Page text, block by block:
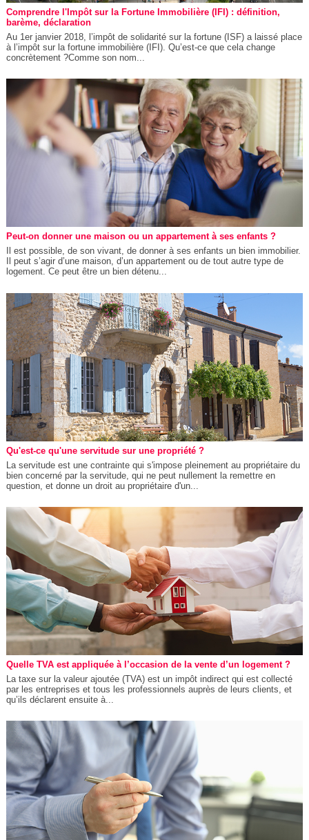
Comprendre l'Impôt sur la Fortune Immobilière (IFI) : définition,
barème, déclaration
Au 1er janvier 2018, l’impôt de solidarité sur la fortune (ISF) a laissé place
à l’impôt sur la fortune immobilière (IFI). Qu’est-ce que cela change
concrètement ?Comme son nom...
Peut-on donner une maison ou un appartement à ses enfants ?
Il est possible, de son vivant, de donner à ses enfants un bien immobilier.
Il peut s’agir d’une maison, d’un appartement ou de tout autre type de
logement. Ce peut être un bien détenu...
Qu'est-ce qu'une servitude sur une propriété ?
La servitude est une contrainte qui s'impose pleinement au propriétaire du
bien concerné par la servitude, qui ne peut nullement la remettre en
question, et donne un droit au propriétaire d'un...
Quelle TVA est appliquée à l’occasion de la vente d’un logement ?
La taxe sur la valeur ajoutée (TVA) est un impôt indirect qui est collecté
par les entreprises et tous les professionnels auprès de leurs clients, et
qu’ils déclarent ensuite à...